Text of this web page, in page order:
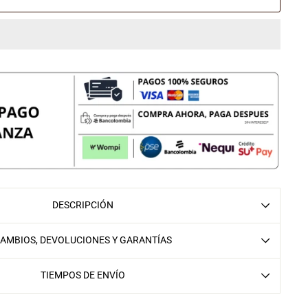
DESCRIPCIÓN
DEVOLUCIONES Y GARANTÍAS
TIEMPOS DE ENVÍO